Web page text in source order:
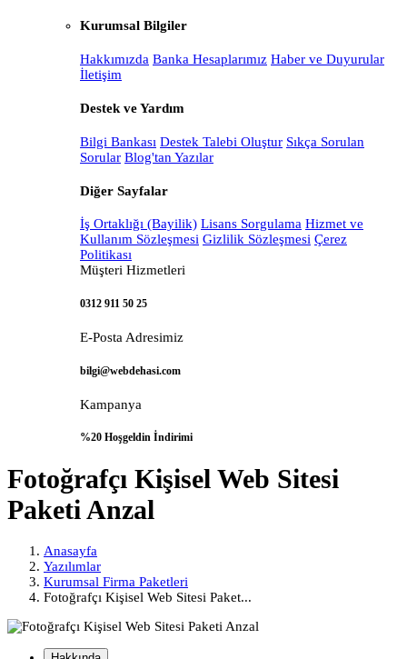
Kurumsal Bilgiler
Hakkımızda Banka Hesaplarımız Haber ve Duyurular
İletişim
Destek ve Yardım
Bilgi Bankası Destek Talebi Oluştur Sıkça Sorulan
Sorular Blog'tan Yazılar
Diğer Sayfalar
İş Ortaklığı (Bayilik) Lisans Sorgulama Hizmet ve
Kullanım Sözleşmesi Gizlilik Sözleşmesi Çerez
Politikası
Müşteri Hizmetleri
0312 911 50 25
E-Posta Adresimiz
bilgi@webdehasi.com
Kampanya
%20 Hoşgeldin İndirimi
Fotoğrafçı Kişisel Web Sitesi
Paketi Anzal
Anasayfa
Yazılımlar
Kurumsal Firma Paketleri
Fotoğrafçı Kişisel Web Sitesi Paket...